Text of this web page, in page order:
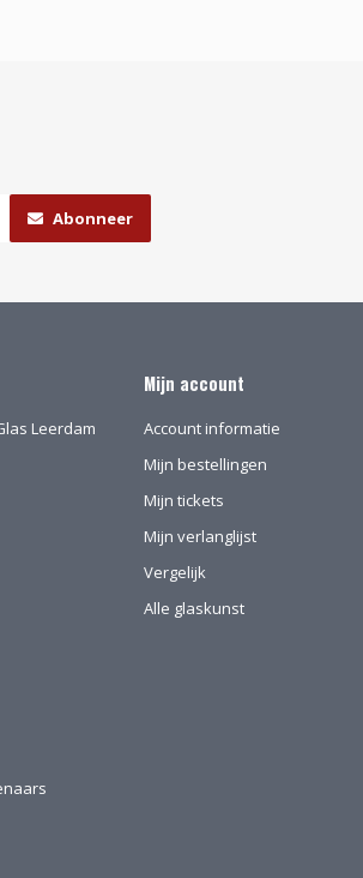
Abonneer
Leerdam
Mijn account
Account informatie
Mijn bestellingen
Mijn tickets
Mijn verlanglijst
Vergelijk
Alle glaskunst